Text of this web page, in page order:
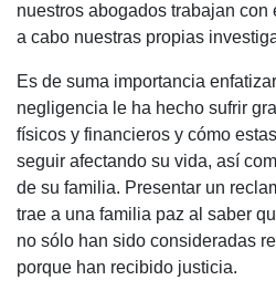
nuestros abogados trabajan con
a cabo nuestras propias
Es de suma importancia
negligencia le ha hecho sufrir
físicos y financieros y cómo
seguir afectando su vida, así
de su familia. Presentar un
trae a una familia paz al saber
no sólo han sido consideradas
porque han recibido justicia.